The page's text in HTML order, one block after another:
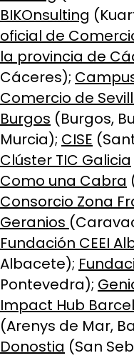
BIKOnsulting
oficial de
la provincia de
Cáceres);
Comercio de
Burgos (Burgos,
Murcia); CISE
Clúster TIC Galicia
Como una Cabra
Consorcio Zona
Geranios
Fundación CEEI
Albacete);
Pontevedra);
Impact Hub
(Arenys de Mar,
Donostia (San